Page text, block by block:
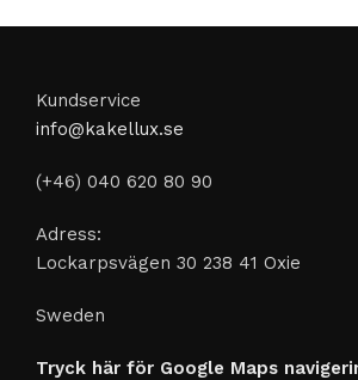
Kundservice
info@kakellux.se
(+46) 040 620 80 90
Adress:
Lockarpsvägen 30 238 41 Oxie
Sweden
Tryck här för Google Maps